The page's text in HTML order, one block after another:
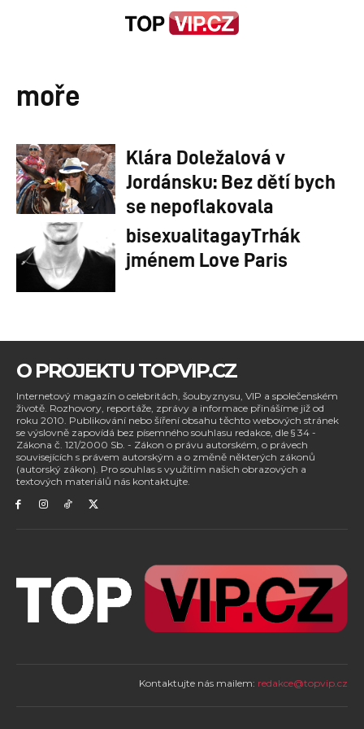
moře
Klára Doležalová v
Jordánsku: Bez dětí bych
se nepoflakovala
bisexualitagayTrhák
jménem Love Paris
O PROJEKTU TOPVIP.CZ
Internetový magazín o celebritách, šoubyznysu, VIP a společenském
životě. Rozhovory, reportáže, zprávy a informace přinášíme již od
roku 2010. Publikování nebo šíření obsahu těchto webových stránek
se výslovně zapovídá bez písemného souhlasu redakce, dle § 34 -
Zákona č. 121/2000 Sb. - Zákon o právu autorském, o právech
souvisejících s právem autorským a o změně některých zákonů
(autorský zákon). Pro souhlas s využitím našich obrazových a
textových materiálů nás kontaktujte.
Kontaktujte nás mailem: redakce@topvip.cz